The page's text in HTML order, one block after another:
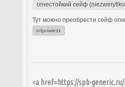
огнестойкий сейф
Тут можно преобрести сейф
odpowiedz
<a href=https://spb-